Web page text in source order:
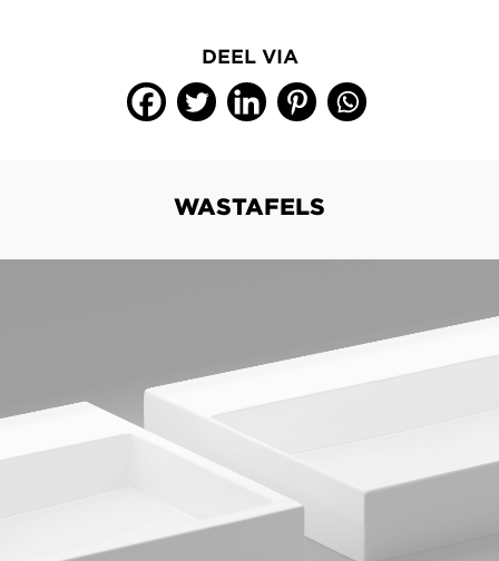
DEEL VIA
WASTAFELS